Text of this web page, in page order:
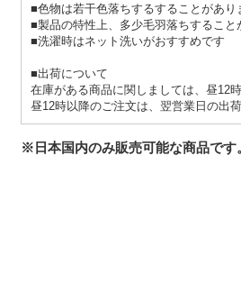
■色物は若干色落ちするすることがあ
■製品の特性上、多少毛羽落ちすること
■洗濯時はネット洗いがおすすめです
■出荷について
在庫がある商品に関しましては、昼12
昼12時以降のご注文は、翌営業日の出荷
※日本国内のみ販売可能な商品です